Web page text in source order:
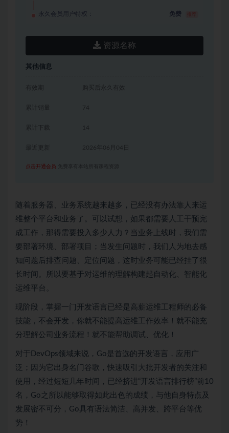
永久会员用户特权： 免费
资源名称
其他信息
有效期 购买后永久有效
累计销量 74
累计下载 14
2026年06月04日
点击开通会员 免费享有本站所有课程资源
随着服务器、业务系统越来越多，已经没有办法靠人来运
维整个平台和业务了。可以试想，如果都需要人工干预完
成工作，那得需要投入多少人力？当业务上线时，我们需
要部署环境、部署项目；当发生问题时，我们人为地去感
知问题后排查问题、定位问题，这时业务可能已经挂了很
长时间。所以要基于对运维的理解构建起自动化、智能化
运维平台。
现阶段，掌握一门开发语言已经是高薪运维工程师的必备
技能，不会开发，你就不能提高运维工作效率！就不能充
分理解公司业务流程！就不能帮助调试、优化！
对于 DevOps领域来说，Go是首选的开发语言，应用广
泛；因为它出身名门谷歌，快速吸引大批开发者的关注和
使用，经过短短几年时间，已经挤进“开发语言排行榜”前10
名，Go之所以能够取得如此出色的成绩，与他自身特点及
发展密不可分，Go具有语法简洁、高并发、跨平台等优
势！